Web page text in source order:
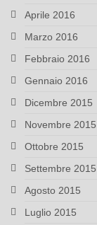
Aprile 2016
Marzo 2016
Febbraio 2016
Gennaio 2016
Dicembre 2015
Novembre 2015
Ottobre 2015
Settembre 2015
Agosto 2015
Luglio 2015